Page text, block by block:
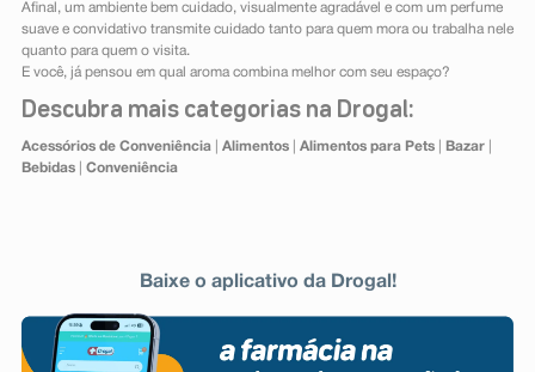
Afinal, um ambiente bem cuidado, visualmente agradável e com um perfume
suave e convidativo transmite cuidado tanto para quem mora ou trabalha nele
quanto para quem o visita.
E você, já pensou em qual aroma combina melhor com seu espaço?
Descubra mais categorias na Drogal:
Acessórios de Conveniência| Alimentos| Alimentos para Pets| Bazar|
Bebidas| Conveniência
Baixe o aplicativo da Drogal!